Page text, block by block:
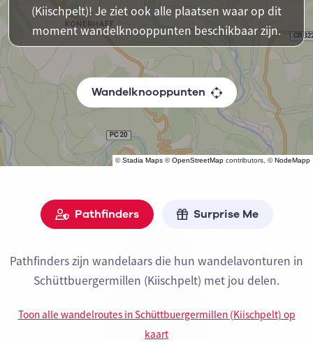
©Stadia Maps ©OpenStreetMap contributors, ©NodeMapp
(Kiischpelt)! Je ziet ook alle plaatsen waar op dit
moment wandelknooppunten beschikbaar zijn.
Wandelknooppunten
Pathfinders Surprise Me
Pathfinders zijn wandelaars die hun wandelavonturen in
Schüttbuergermillen (Kiischpelt) met jou delen.
Toon alle wandelroutes in Schüttbuergermillen (Kiischpelt) op
kaart